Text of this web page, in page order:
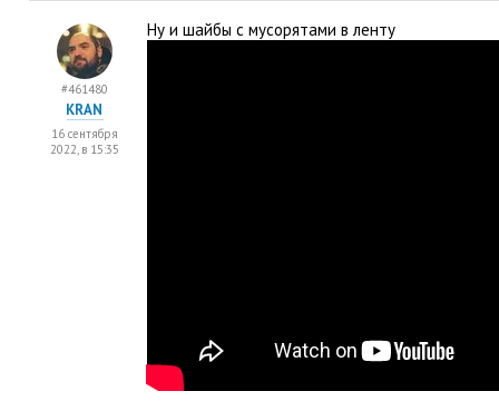
Ну и шайбы с мусорятами в ленту
#461480
KRAN
16 сентября
2022, в 15:35